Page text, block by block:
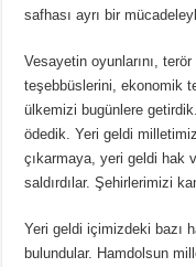
safhası ayrı bir
Vesayetin oyunlarını, terör
teşebbüslerini, ekonomik
ülkemizi bugünlere
ödedik. Yeri geldi
çıkarmaya, yeri geldi hak
saldırdılar. Şehirlerimizi
Yeri geldi içimizdeki bazı
bulundular. Hamdolsun